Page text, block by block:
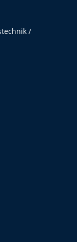
/